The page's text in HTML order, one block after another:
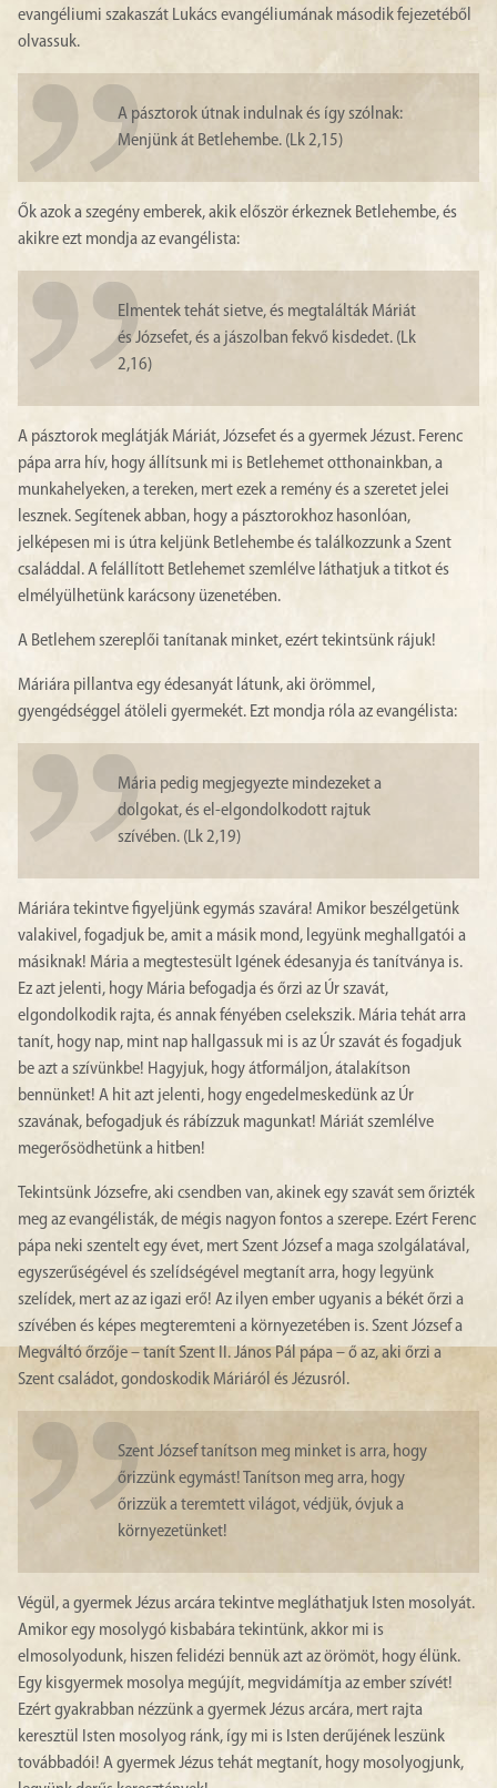
evangéliumi szakaszát Lukács evangéliumának második fejezetéből
olvassuk.
A pásztorok útnak indulnak és így szólnak:
Menjünk át Betlehembe. (Lk 2,15)
Ők azok a szegény emberek, akik először érkeznek Betlehembe, és
akikre ezt mondja az evangélista:
Elmentek tehát sietve, és megtalálták Máriát
és Józsefet, és a jászolban fekvő kisdedet. (Lk
2,16)
A pásztorok meglátják Máriát, Józsefet és a gyermek Jézust. Ferenc
pápa arra hív, hogy állítsunk mi is Betlehemet otthonainkban, a
munkahelyeken, a tereken, mert ezek a remény és a szeretet jelei
lesznek. Segítenek abban, hogy a pásztorokhoz hasonlóan,
jelképesen mi is útra keljünk Betlehembe és találkozzunk a Szent
családdal. A felállított Betlehemet szemlélve láthatjuk a titkot és
elmélyülhetünk karácsony üzenetében.
A Betlehem szereplői tanítanak minket, ezért tekintsünk rájuk!
Máriára pillantva egy édesanyát látunk, aki örömmel,
gyengédséggel átöleli gyermekét. Ezt mondja róla az evangélista:
Mária pedig megjegyezte mindezeket a
dolgokat, és el-elgondolkodott rajtuk
szívében. (Lk 2,19)
Máriára tekintve figyeljünk egymás szavára! Amikor beszélgetünk
valakivel, fogadjuk be, amit a másik mond, legyünk meghallgatói a
másiknak! Mária a megtestesült Igének édesanyja és tanítványa is.
Ez azt jelenti, hogy Mária befogadja és őrzi az Úr szavát,
elgondolkodik rajta, és annak fényében cselekszik. Mária tehát arra
tanít, hogy nap, mint nap hallgassuk mi is az Úr szavát és fogadjuk
be azt a szívünkbe! Hagyjuk, hogy átformáljon, átalakítson
bennünket! A hit azt jelenti, hogy engedelmeskedünk az Úr
szavának, befogadjuk és rábízzuk magunkat! Máriát szemlélve
megerősödhetünk a hitben!
Tekintsünk Józsefre, aki csendben van, akinek egy szavát sem őrizték
meg az evangélisták, de mégis nagyon fontos a szerepe. Ezért Ferenc
pápa neki szentelt egy évet, mert Szent József a maga szolgálatával,
egyszerűségével és szelídségével megtanít arra, hogy legyünk
szelídek, mert az az igazi erő! Az ilyen ember ugyanis a békét őrzi a
szívében és képes megteremteni a környezetében is. Szent József a
Megváltó őrzője – tanít Szent II. János Pál pápa – ő az, aki őrzi a
Szent családot, gondoskodik Máriáról és Jézusról.
Szent József tanítson meg minket is arra, hogy
őrizzünk egymást! Tanítson meg arra, hogy
őrizzük a teremtett világot, védjük, óvjuk a
környezetünket!
Végül, a gyermek Jézus arcára tekintve megláthatjuk Isten mosolyát.
Amikor egy mosolygó kisbabára tekintünk, akkor mi is
elmosolyodunk, hiszen felidézi bennük azt az örömöt, hogy élünk.
Egy kisgyermek mosolya megújít, megvidámítja az ember szívét!
Ezért gyakrabban nézzünk a gyermek Jézus arcára, mert rajta
keresztül Isten mosolyog ránk, így mi is Isten derűjének leszünk
továbbadói! A gyermek Jézus tehát megtanít, hogy mosolyogjunk,